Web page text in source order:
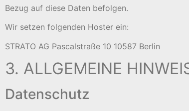
Bezug auf diese Daten befolgen.
Wir setzen folgenden Hoster ein:
STRATO AG Pascalstraße 10 10587 Berlin
3. ALLGEMEINE
Datenschutz